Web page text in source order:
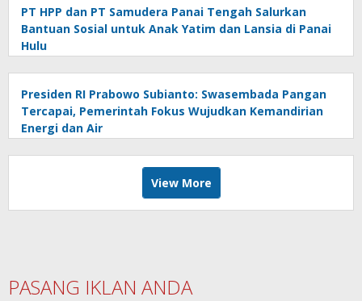
PT HPP dan PT Samudera Panai Tengah Salurkan
Bantuan Sosial untuk Anak Yatim dan Lansia di Panai
Hulu
Presiden RI Prabowo Subianto: Swasembada Pangan
Tercapai, Pemerintah Fokus Wujudkan Kemandirian
Energi dan Air
View More
PASANG IKLAN ANDA